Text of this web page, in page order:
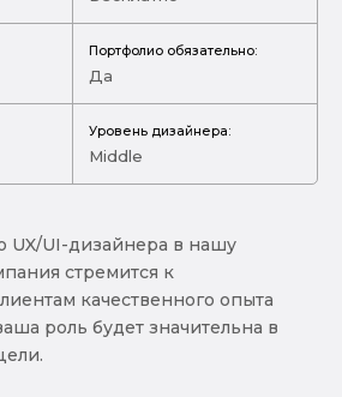
Портфолио обязательно:
Да
Уровень дизайнера:
Middle
UI-дизайнера в нашу
стремится к
качественного опыта
роль будет значительна в